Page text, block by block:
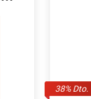
38% Dto.